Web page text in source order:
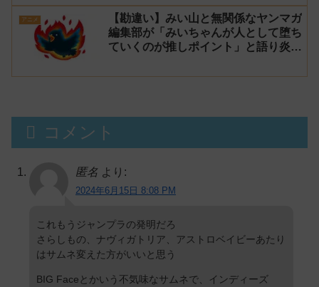
アニメ
【勘違い】みい山と無関係なヤンマガ
編集部が「みいちゃんが人として堕ち
ていくのが推しポイント」と語り炎上
ス】
コメント
匿名 より:
2024年6月15日 8:08 PM
これもうジャンプラの発明だろ
さらしもの、ナヴィガトリア、アストロベイビーあたり
はサムネ変えた方がいいと思う
BIG Faceとかいう不気味なサムネで、インディーズ